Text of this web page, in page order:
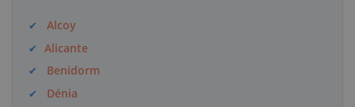
Alcoy
Alicante
Benidorm
Dénia